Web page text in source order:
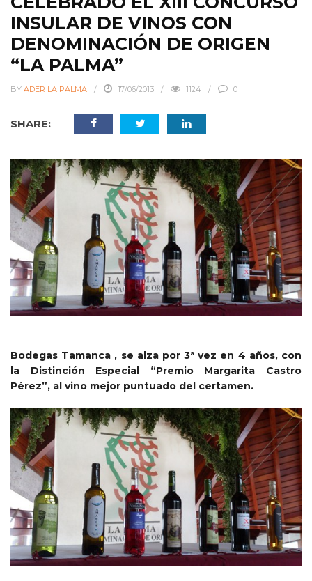
INSULAR DE VINOS CON
DENOMINACIÓN DE ORIGEN
“LA PALMA”
BY ADER LA PALMA 17/06/2013 1124 0
SHARE:
Bodegas Tamanca , se alza por 3ª vez en 4 años, con
la Distinción Especial “Premio Margarita Castro
Pérez”, al vino mejor puntuado del certamen.